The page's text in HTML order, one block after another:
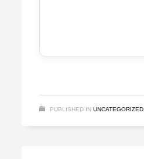
PUBLISHED IN UNCATEGORIZED